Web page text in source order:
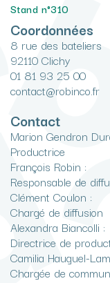
Stand n°310
Coordonnées
8 rue des bateliers
92110 Clichy
01 81 93 25 00
contact@robinco.fr
Contact
Marion Gendron
Productrice
François Robin :
Responsable de
Clément Coulon :
Chargé de diffusion
Alexandra Biancolli :
Directrice de
Camilia Hauguel-
Chargée de